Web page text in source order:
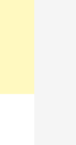
SIG=11g12ft9b/
SIG=11m4e1oes/
SIG=12bof143q/